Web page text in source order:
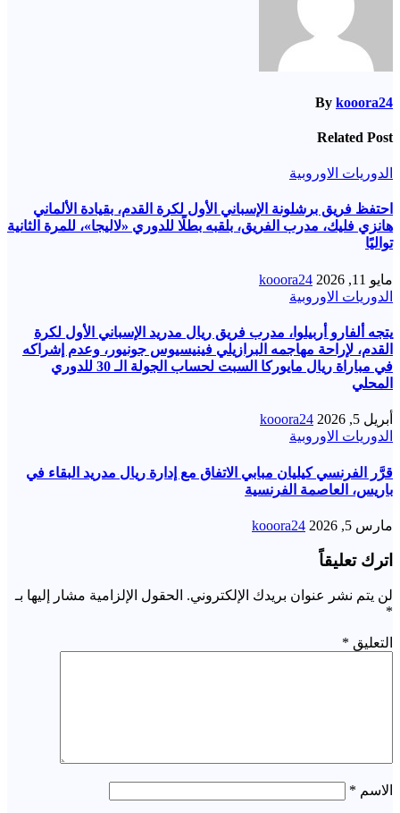
By kooora24
Related Post
الدوريات الاوروبية
احتفظ فريق برشلونة الإسباني الأول لكرة القدم، بقيادة الألماني
هانزي فليك، مدرب الفريق، بلقبه بطلًا للدوري «لاليجا»، للمرة الثانية
تواليًا
مايو 11, 2026
kooora24
الدوريات الاوروبية
يتجه ألفارو أربيلوا، مدرب فريق ريال مدريد الإسباني الأول لكرة
القدم، لإراحة مهاجمه البرازيلي فينيسيوس جونيور، وعدم إشراكه
في مباراة ريال مايوركا السبت لحساب الجولة الـ 30 للدوري
المحلي
أبريل 5, 2026
kooora24
الدوريات الاوروبية
قرَّر الفرنسي كيليان مبابي الاتفاق مع إدارة ريال مدريد البقاء في
باريس، العاصمة الفرنسية
مارس 5, 2026 kooora24
اترك تعليقاً
لن يتم نشر عنوان بريدك الإلكتروني. الحقول الإلزامية مشار إليها بـ
*
التعليق *
الاسم *